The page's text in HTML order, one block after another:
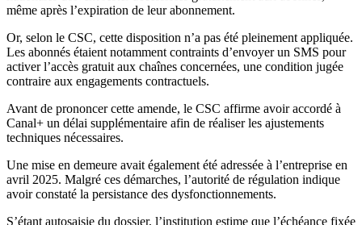
même après l’expiration de leur abonnement.
Or, selon le CSC, cette disposition n’a pas été pleinement appliquée.
Les abonnés étaient notamment contraints d’envoyer un SMS pour
activer l’accès gratuit aux chaînes concernées, une condition jugée
contraire aux engagements contractuels.
Avant de prononcer cette amende, le CSC affirme avoir accordé à
Canal+ un délai supplémentaire afin de réaliser les ajustements
techniques nécessaires.
Une mise en demeure avait également été adressée à l’entreprise en
avril 2025. Malgré ces démarches, l’autorité de régulation indique
avoir constaté la persistance des dysfonctionnements.
S’étant autosaisie du dossier, l’institution estime que l’échéance fixée